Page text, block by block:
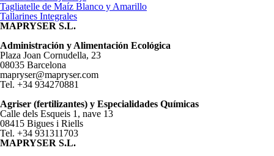
Tagliatelle de Maíz Blanco y Amarillo
Tallarines Integrales
MAPRYSER S.L.
Administración y Alimentación Ecológica
Plaza Joan Cornudella, 23
08035 Barcelona
mapryser@mapryser.com
Tel. +34 934270881
Agriser (fertilizantes) y Especialidades Químicas
Calle dels Esqueis 1, nave 13
08415 Bigues i Riells
Tel. +34 931311703
MAPRYSER S.L.